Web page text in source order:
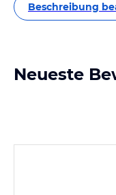
Beschreibung
Neueste